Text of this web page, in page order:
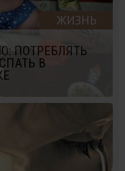
ЖИЗНЬ
ПОТРЕБЛЯТЬ
В